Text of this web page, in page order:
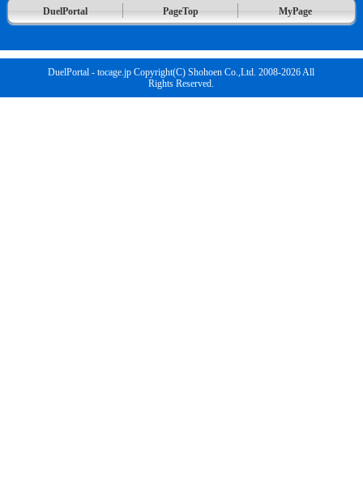
DuelPortal PageTop MyPage
DuelPortal - tocage.jp Copyright(C) Shohoen Co.,Ltd. 2008-2026 All
Rights Reserved.